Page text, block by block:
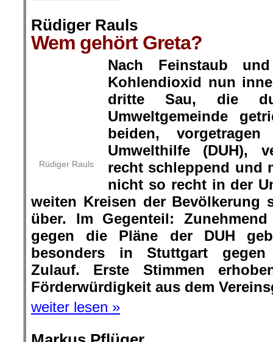
Rüdiger Rauls
Nach Feinstaub
Kohlendioxid nun
dritte Sau, die
Umweltgemeinde getrieben
vorgetragen durch die
verliefen eigentlich nur recht
Funke zündete nicht so recht
und in weiten Kreisen der
nicht über. Im Gegenteil:
Widerstand gegen die
Demonstrationen
Fahrverbote erhielten Zulauf.
der DUH die Förderwürdigkeit
abzuerkennen.
weiter lesen »
Markus Pflüger